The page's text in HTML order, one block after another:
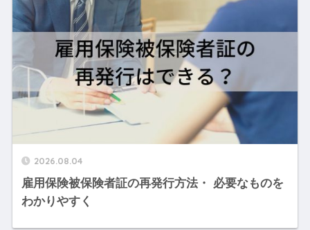
2026.08.04
雇用保険被保険者証の再発行方法・ 必要なものを
わかりやすく